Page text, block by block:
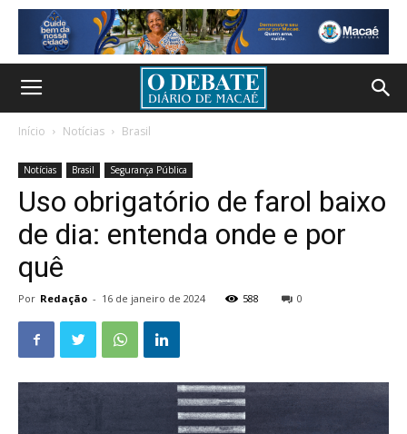
Início Notícias Brasil
Notícias Brasil Segurança Pública
Uso obrigatório de farol baixo
de dia: entenda onde e por
quê
Por Redação - 16 de janeiro de 2024 588 0